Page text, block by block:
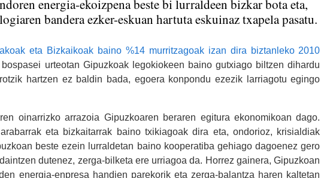
energia-ekoizpena beste bi lurraldeen bizkar bota eta,
bandera ezker-eskuan hartuta eskuinaz txapela pasatu.
eta Bizkaikoak baino %14 murritzagoak izan dira biztanleko 2010
urteotan Gipuzkoak legokiokeen baino gutxiago biltzen dihardu
hartzen ez baldin bada, egoera konpondu ezezik larriagotu egingo
oinarrizko arrazoia Gipuzkoaren beraren egitura ekonomikoan dago.
eta bizkaitarrak baino txikiagoak dira eta, ondorioz, krisialdiak
beste ezein lurraldetan baino kooperatiba gehiago dagoenez gero
dutenez, zerga-bilketa ere urriagoa da. Horrez gainera, Gipuzkoan
energia-enpresa handien parekorik eta zerga-balantza haren kaltetan